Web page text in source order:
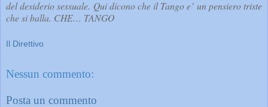
del desiderio sessuale. Qui dicono che il Tango e’ un pensiero triste
che si balla. CHE… TANGO
Il Direttivo
Nessun commento:
Posta un commento